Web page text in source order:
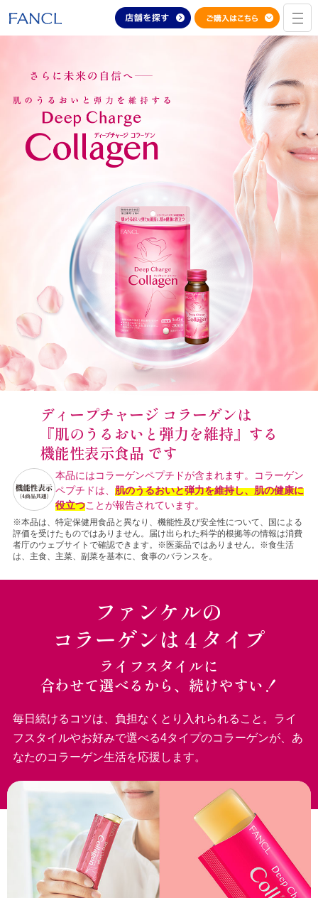
文
へ
ディープチャージ コラーゲンは
『肌のうるおいと弾力を維持』する
機能性表示食品 です
本品にはコラーゲンペプチドが含まれます。コラーゲン
ペプチドは、 肌のうるおいと弾力を維持し、肌の健康に
役立つことが報告されています。
※本品は、特定保健用食品と異なり、機能性及び安全性について、国による
評価を受けたものではありません。届け出られた科学的根拠等の情報は消費
者庁のウェブサイトで確認できます。※医薬品ではありません。※食生活
は、主食、主菜、副菜を基本に、食事のバランスを。
ファンケルの
コラーゲンは４タイプ
ライフスタイルに
合わせて選べるから、続けやすい！
毎日続けるコツは、負担なくとり入れられること。 ライ
フスタイルやお好みで選べる4タイプのコラーゲンが、あ
なたのコラーゲン生活を応援します。